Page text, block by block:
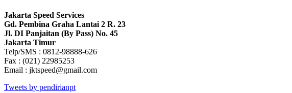
Jakarta Speed Services
Gd. Pembina Graha Lantai 2 R. 23
Jl. DI Panjaitan (By Pass) No. 45
Jakarta Timur
Telp/SMS : 0812-98888-626
Fax : (021) 22985253
Email : jktspeed@gmail.com
Tweets by pendirianpt